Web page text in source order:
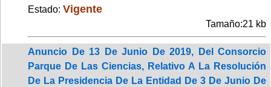
Estado: Vigente
Tamaño:21 kb
Anuncio De 13 De Junio De 2019, Del Consorcio
Parque De Las Ciencias, Relativo A La Resolución
De La Presidencia De La Entidad De 3 De Junio De